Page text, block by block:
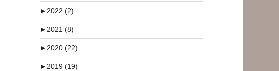
►2022 (2)
►2021 (8)
►2020 (22)
►2019 (19)